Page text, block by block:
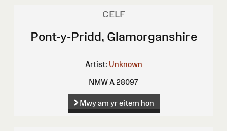
CELF
Pont-y-Pridd, Glamorganshire
Artist: Unknown
NMW A 28097
Mwy am yr eitem hon